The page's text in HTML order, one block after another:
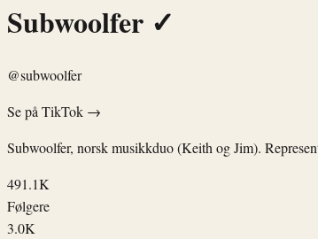
Subwoolfer ✓
@subwoolfer
Se på TikTok →
Subwoolfer, norsk musikkduo (Keith og Jim).
491.1K
Følgere
3.0K